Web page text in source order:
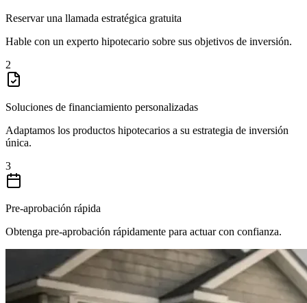
Reservar una llamada estratégica gratuita
Hable con un experto hipotecario sobre sus objetivos de inversión.
2
Soluciones de financiamiento personalizadas
Adaptamos los productos hipotecarios a su estrategia de inversión
única.
3
Pre-aprobación rápida
Obtenga pre-aprobación rápidamente para actuar con confianza.